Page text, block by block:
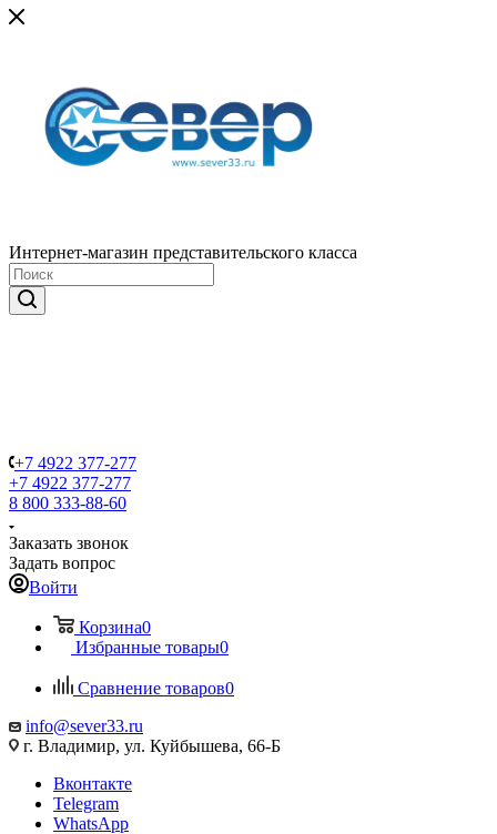
Интернет-магазин представительского класса
+7 4922 377-277
+7 4922 377-277
8 800 333-88-60
Заказать звонок
Задать вопрос
Войти
Корзина0
Избранные товары0
Сравнение товаров0
info@sever33.ru
г. Владимир, ул. Куйбышева, 66-Б
Вконтакте
Telegram
WhatsApp